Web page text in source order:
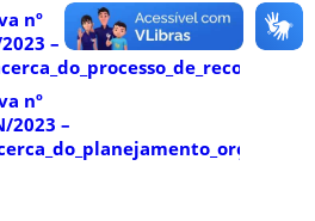
nº
–
nº
2023 –